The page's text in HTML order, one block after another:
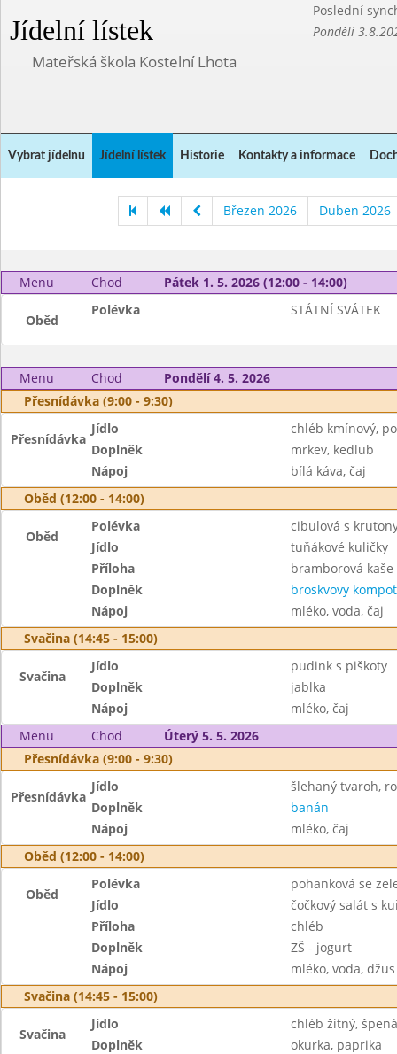
Jídelní lístek
Poslední
Pondělí
Mateřská škola Kostelní Lhota
Vybrat jídelnu Jídelní lístek Historie Kontakty a informace
Březen 2026 Duben 2026
Menu Chod Pátek 1. 5. 2026 (12:00 - 14:00)
Oběd
Polévka STÁTNÍ SVÁTEK
Menu Chod
Pondělí 4. 5. 2026
Přesnídávka (9:00 - 9:30)
Přesnídávka
Jídlo
chléb kmínový,
Doplněk
mrkev, kedlub
Nápoj
bílá káva, čaj
Oběd (12:00 - 14:00)
Oběd
Polévka
cibulová s
Jídlo
tuňákové kuličky
Příloha
bramborová kaše
Doplněk
broskvovy kompot
Nápoj
mléko, voda, čaj
Svačina (14:45 - 15:00)
Svačina
Jídlo
pudink s piškoty
Doplněk
jablka
Nápoj
mléko, čaj
Menu
Chod
Úterý 5. 5. 2026
Přesnídávka (9:00 - 9:30)
Přesnídávka
Jídlo
šlehaný tvaroh,
Doplněk
banán
Nápoj
mléko, čaj
Oběd (12:00 - 14:00)
Oběd
Polévka
pohanková se
Jídlo
čočkový salát s
Příloha
chléb
Doplněk
ZŠ - jogurt
Nápoj
mléko, voda, džus
Svačina (14:45 - 15:00)
Svačina
Jídlo
chléb žitný,
Doplněk
okurka, paprika